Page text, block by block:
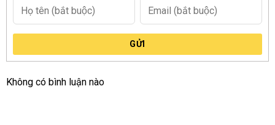
GỬI
Không có bình luận nào